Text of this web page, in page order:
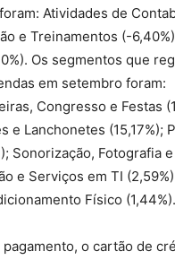
Atividades de
e Treinamentos (-
Os segmentos que
em setembro foram:
Congresso e Festas
e Lanchonetes (15,17%);
Sonorização, Fotografia
e Serviços em TI
Físico (1,44%).
o cartão de